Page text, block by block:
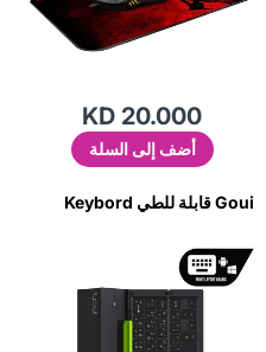
KD 20.000
أضف إلى السلة
Goui قابلة للطي Keybord